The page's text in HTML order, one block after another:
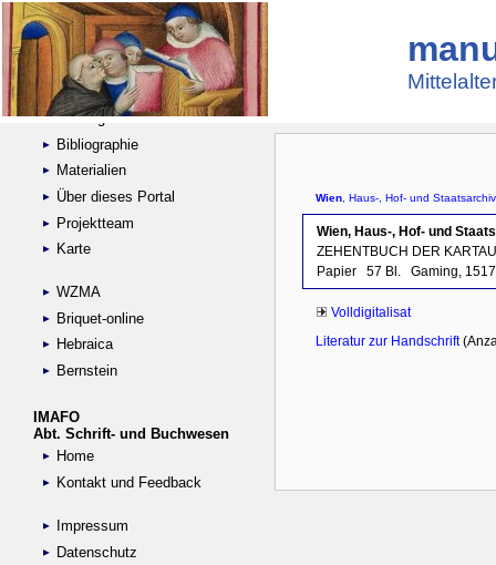
Suche
Handschriftensammlungen
Digitalisierte Handschriften
Kataloge
Bibliographie
Materialien
Über dieses Portal
Projektteam
Karte
WZMA
Briquet-online
Hebraica
Bernstein
IMAFO
Abt. Schrift- und Buchwesen
Home
Kontakt und Feedback
Impressum
Datenschutz